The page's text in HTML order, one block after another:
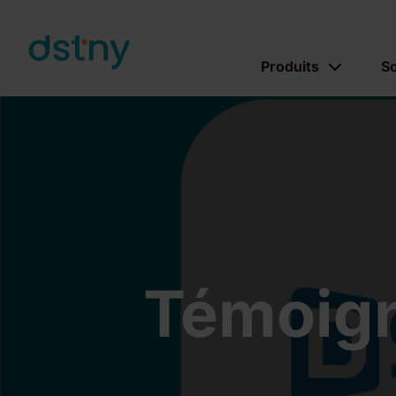
Skip to content Produits